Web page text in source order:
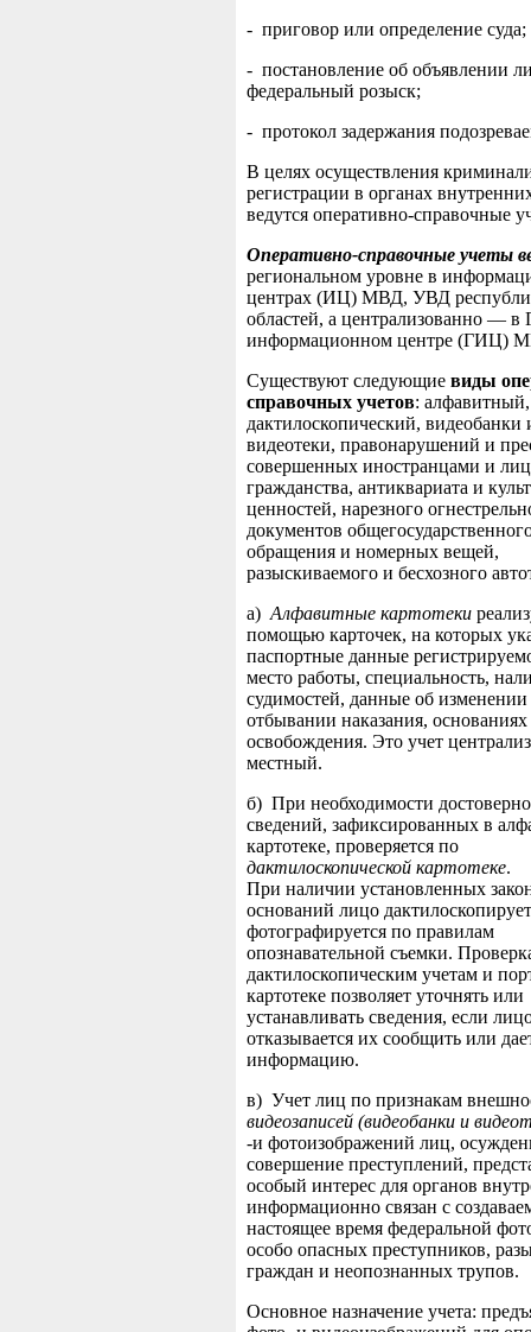
- приговор или определение суда;
- постановление об объявлении
федеральный розыск;
- протокол задержания
В целях осуществления
регистрации в органах
ведутся оперативно-справочные
Оперативно-справочные учеты
региональном уровне в
центрах (ИЦ) МВД, УВД
областей, а централизованно — в
информационном центре (ГИЦ)
Существуют следующие виды
справочных учетов: алфавитный,
дактилоскопический, видеобанки
видеотеки, правонарушений и
совершенных иностранцами и
гражданства, антиквариата и
ценностей, нарезного
документов
обращения и номерных вещей,
разыскиваемого и бесхозного
а) Алфавитные картотеки
помощью карточек, на которых
паспортные данные
место работы, специальность,
судимостей, данные об
отбывании наказания, основаниях
освобождения. Это учет
местный.
б) При необходимости
сведений, зафиксированных в
картотеке, проверяется по
дактилоскопической картотеке.
При наличии установленных
оснований лицо
фотографируется по правилам
опознавательной съемки.
дактилоскопическим учетам и
картотеке позволяет уточнять или
устанавливать сведения, если
отказывается их сообщить или
информацию.
в) Учет лиц по признакам
видеозаписей (видеобанки и
-и фотоизображений лиц,
совершение преступлений,
особый интерес для органов
информационно связан с
настоящее время федеральной
особо опасных преступников,
граждан и неопознанных трупов.
Основное назначение учета: